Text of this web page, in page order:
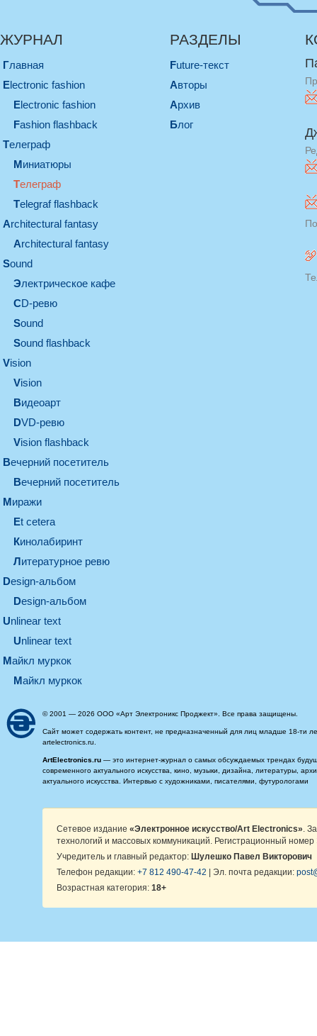
ЖУРНАЛ
Главная
electronic fashion
electronic fashion
Fashion flashback
телеграф
миниатюры
телеграф
Telegraf flashback
architectural fantasy
architectural fantasy
sound
электрическое кафе
CD-ревю
sound
Sound flashback
vision
vision
видеоарт
DVD-ревю
Vision flashback
вечерний посетитель
вечерний посетитель
миражи
et cetera
кинолабиринт
литературное ревю
design-альбом
design-альбом
unlinear text
Unlinear text
майкл муркок
майкл муркок
РАЗДЕЛЫ
Future-текст
Авторы
Архив
Блог
© 2001 — 2026 ООО «Арт Электроникс Проджект». Все права защищены.
Сайт может содержать контент, не предназначенный для лиц младше 18-ти
artelectronics.ru.
ArtElectronics.ru — это интернет-журнал о самых обсуждаемых трендах
современного актуального искусства, кино, музыки, дизайна, литературы,
актуального искусства. Интервью с художниками, писателями, футурологами
Сетевое издание «Электронное искусство/Art Electronics» .
технологий и массовых коммуникаций. Регистрационный
Учредитель и главный редактор: Шулешко Павел Викторович
Телефон редакции: +7 812 490-47-42 | Эл. почта редакции:
Возрастная категория: 18+